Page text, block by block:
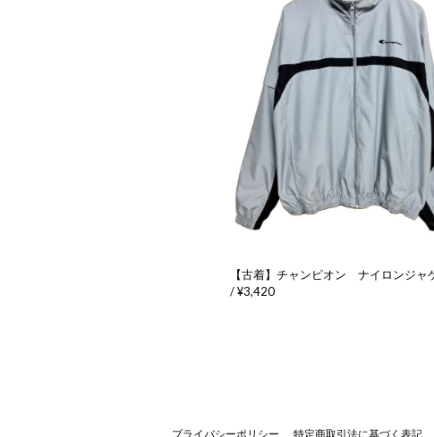
【古着】チャンピオン ナイロンジャ
/ ¥3,420
プライバシーポリシー 特定商取引法に基づく表記